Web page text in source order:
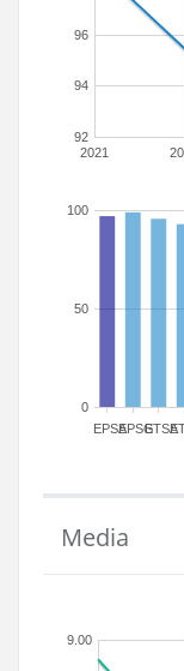
2021
92
94
96
EPSAEPSGETSA
0
50
100
Media
9.00